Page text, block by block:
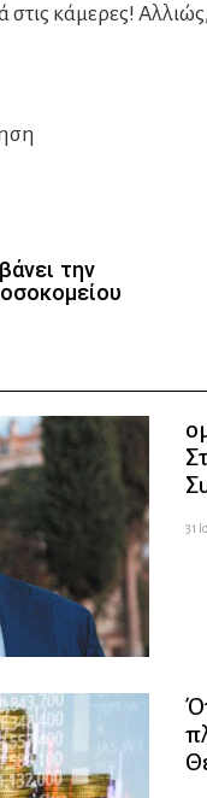
στις κάμερες!
την
31